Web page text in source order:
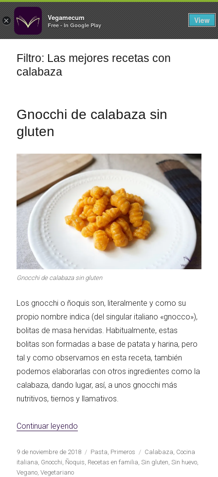
× Vegamecum
Free - In Google Play
View
FILTROS
Especial 'Al aire libre'
¡A dipear!
brillar
Segundos
irresistibles
Los más completos
Las Hamburguesas
Los más dulces Carnes 2.0 Bella Italia
La salsa ideal Los imprescindibles Días de fiesta
Filtro: Las mejores recetas con
calabaza
Gnocchi de calabaza sin
gluten
Gnocchi de calabaza sin gluten
Los gnocchi o ñoquis son, literalmente y como su
propio nombre indica (del singular italiano «gnocco»),
bolitas de masa hervidas. Habitualmente, estas
bolitas son formadas a base de patata y harina, pero
tal y como observamos en esta receta, también
podemos elaborarlas con otros ingredientes como la
calabaza, dando lugar, así, a unos gnocchi más
nutritivos, tiernos y llamativos.
Continuar leyendo
Publicado
el
9 de noviembre de 2018 Categorías
Pasta Primeros Etiquetas
Calabaza Cocina
italiana Gnocchi Ñoquis Recetas en familia ,Sin gluten ,Sin huevo
Vegano ,Vegetariano